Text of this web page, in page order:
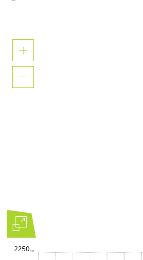
2250